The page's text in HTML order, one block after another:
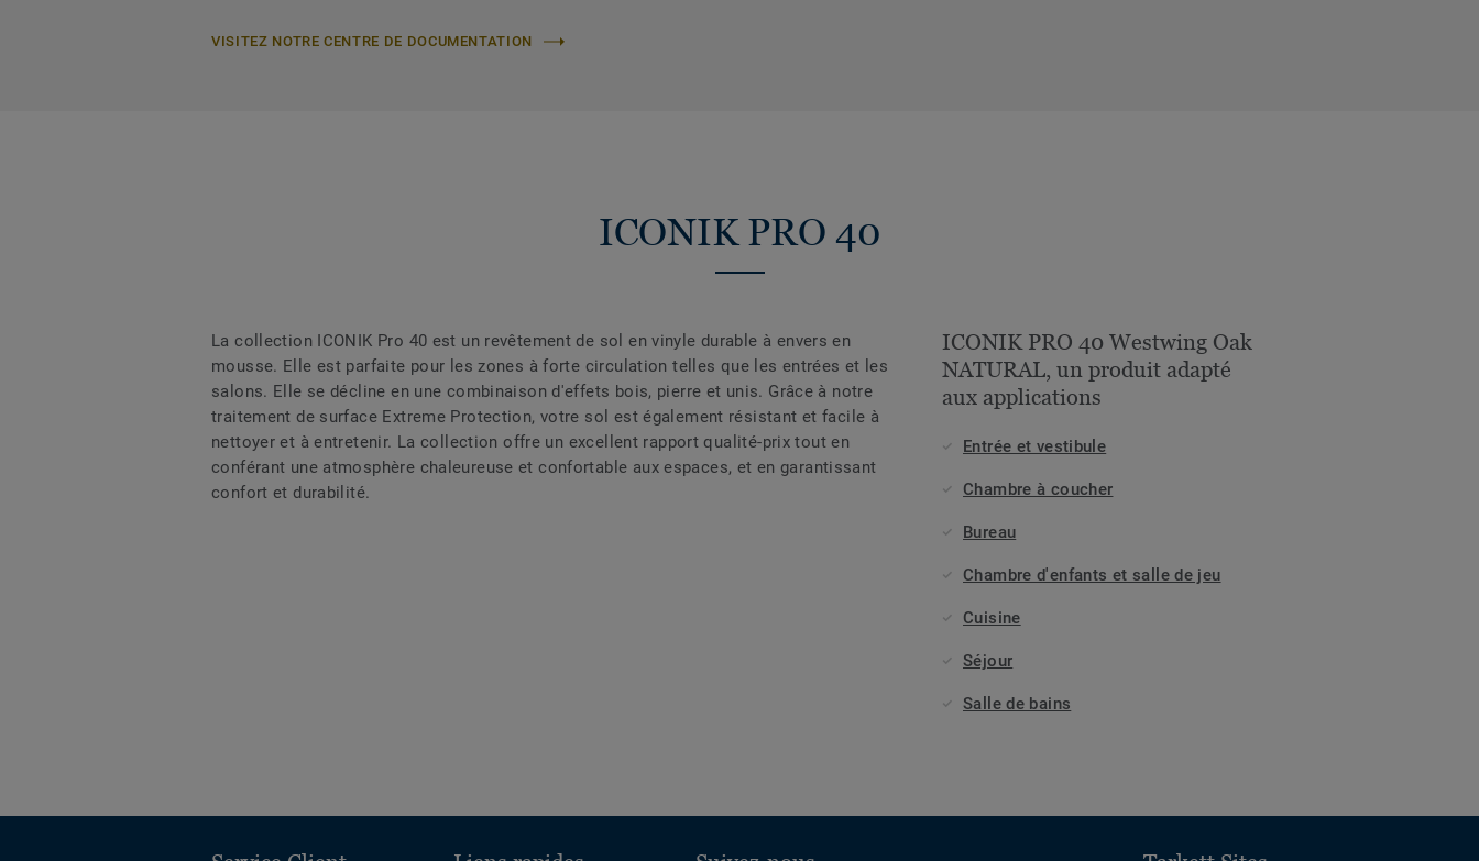
VISITEZ NOTRE CENTRE DE DOCUMENTATION
ICONIK PRO 40
La collection ICONIK Pro 40 est un revêtement de sol en vinyle durable à envers en
mousse. Elle est parfaite pour les zones à forte circulation telles que les entrées et les
salons. Elle se décline en une combinaison d'effets bois, pierre et unis. Grâce à notre
traitement de surface Extreme Protection, votre sol est également résistant et facile à
nettoyer et à entretenir. La collection offre un excellent rapport qualité-prix tout en
conférant une atmosphère chaleureuse et confortable aux espaces, et en garantissant
confort et durabilité.
ICONIK PRO 40 Westwing Oak
NATURAL, un produit adapté
aux applications
Entrée et vestibule
Chambre à coucher
Bureau
Chambre d'enfants et salle de jeu
Cuisine
Séjour
Salle de bains